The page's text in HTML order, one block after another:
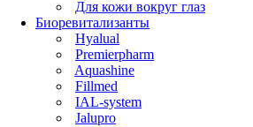
Для кожи вокруг глаз
Биоревитализанты
Hyalual
Premierpharm
Aquashine
Fillmed
IAL-system
Jalupro